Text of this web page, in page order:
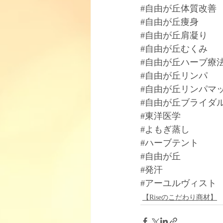
#自由が丘体質改善
#自由が丘痩身
#自由が丘肩凝り
#自由が丘むくみ
#自由が丘ハーブ療
#自由が丘リンパ
#自由が丘リンパマ
#自由が丘ブライダ
#東洋医学
#よもぎ蒸し
#ハーブテント
#自由が丘
#発汗
#アーユルヴィスト
【Riseのこだわり商材】